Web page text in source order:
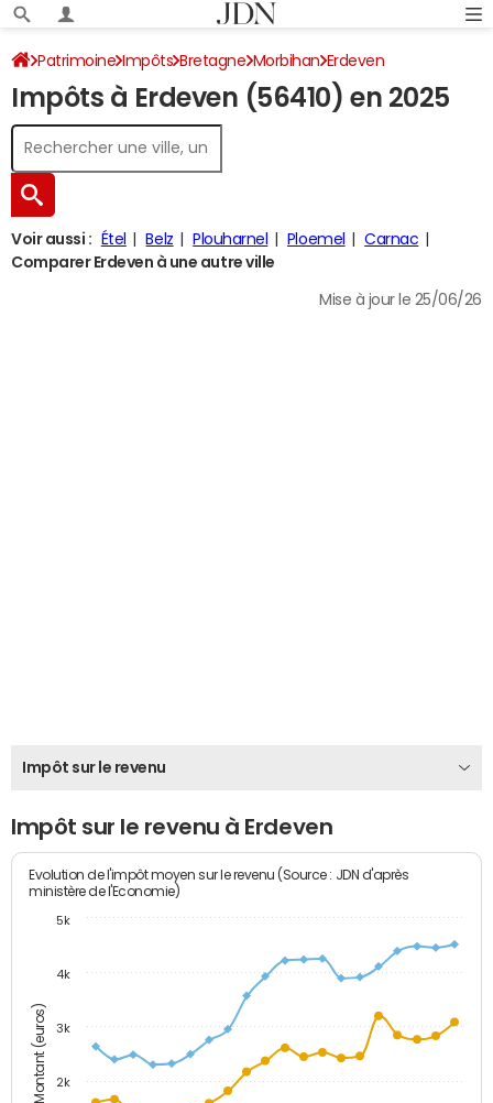
Patrimoine Impôts Bretagne Morbihan Erdeven
Impôt sur le revenu
Impôts à Erdeven (56410) en 2025
Voir aussi : Étel Belz Plouharnel Ploemel
Carnac
Comparer Erdeven à une autre ville
Mise à jour le 25/06/26
Impôt sur le revenu
Impôt sur le revenu à Erdeven
Montant (euros)
Evolution de l'impôt moyen sur le revenu (Source : JDN d'après
ministère de l'Economie)
2k
3k
4k
5k